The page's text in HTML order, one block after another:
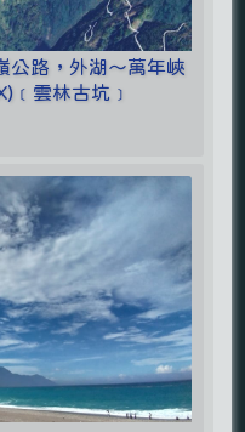
路，外湖～萬年峽
雲林古坑﹞